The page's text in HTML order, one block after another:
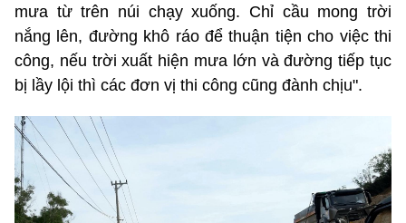
mưa từ trên núi chạy xuống. Chỉ cầu mong trời
nắng lên, đường khô ráo để thuận tiện cho việc thi
công, nếu trời xuất hiện mưa lớn và đường tiếp tục
bị lầy lội thì các đơn vị thi công cũng đành chịu".